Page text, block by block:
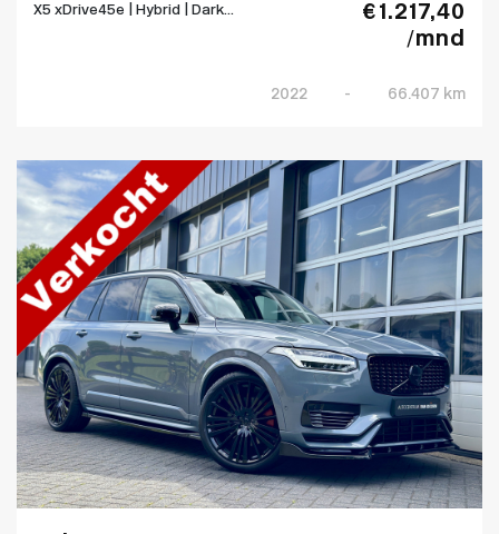
X5 xDrive45e | Hybrid | Dark...
€ 1.217,40
/mnd
2022 - 66.407 km